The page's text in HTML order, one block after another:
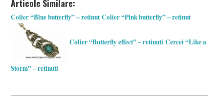
Articole Similare:
Colier “Blue butterfly” – retinut Colier “Pink butterfly” – retinut
Colier “Butterfly effect” – retinuti Cercei “Like a
Storm” – retinuti